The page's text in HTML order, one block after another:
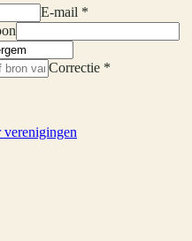
E-mail *
Correctie *
verenigingen